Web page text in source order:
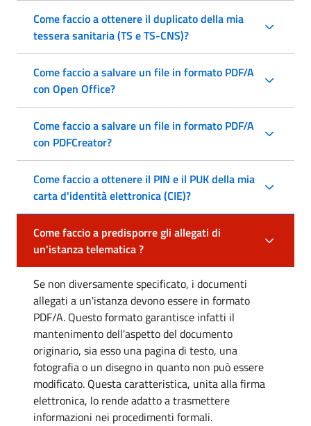
Come faccio a ottenere il duplicato della mia
tessera sanitaria (TS e TS-CNS)?
Come faccio a salvare un file in formato PDF/A
con Open Office?
Come faccio a salvare un file in formato PDF/A
con PDFCreator?
Come faccio a ottenere il PIN e il PUK della mia
carta d'identità elettronica (CIE)?
Come faccio a predisporre gli allegati di
un'istanza telematica ?
Se non diversamente specificato, i documenti
allegati a un'istanza devono essere in formato
PDF/A. Questo formato garantisce infatti il
mantenimento dell'aspetto del documento
originario, sia esso una pagina di testo, una
fotografia o un disegno in quanto non può essere
modificato. Questa caratteristica, unita alla firma
elettronica, lo rende adatto a trasmettere
informazioni nei procedimenti formali.